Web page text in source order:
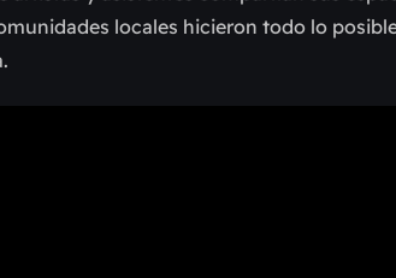
locales hicieron todo lo